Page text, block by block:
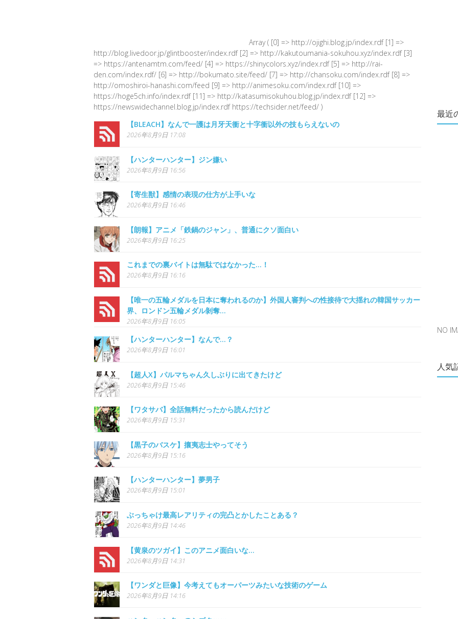
Array ( [0] => http://ojighi.blog.jp/index.rdf [1] =>
http://blog.livedoor.jp/glintbooster/index.rdf [2] => http://kakutoumania-sokuhou.xyz/index.rdf [3]
=> https://antenamtm.com/feed/ [4] => https://shinycolors.xyz/index.rdf [5] => http://rai-
den.com/index.rdf/ [6] => http://bokumato.site/feed/ [7] => http://chansoku.com/index.rdf [8] =>
http://omoshiroi-hanashi.com/feed [9] => http://animesoku.com/index.rdf [10] =>
https://hoge5ch.info/index.rdf [11] => http://katasumisokuhou.blog.jp/index.rdf [12] =>
https://newswidechannel.blog.jp/index.rdf https://techsider.net/feed/ )
【BLEACH】なんで一護は月牙天衝と十字衝以外の技もらえないの
2026年8月9日 17:08
【ハンターハンター】ジン嫌い
2026年8月9日 16:56
【寄生獣】感情の表現の仕方が上手いな
2026年8月9日 16:46
【朗報】アニメ「鉄鍋のジャン」、普通にクソ面白い
2026年8月9日 16:25
これまでの裏バイトは無駄ではなかった…！
2026年8月9日 16:16
【唯一の五輪メダルを日本に奪われるのか】外国人審判への性接待で大揺れの韓国サッカー
界、ロンドン五輪メダル剝奪…
2026年8月9日 16:05
【ハンターハンター】なんで…？
2026年8月9日 16:01
【超人X】パルマちゃん久しぶりに出てきたけど
2026年8月9日 15:46
【ワタサバ】全話無料だったから読んだけど
2026年8月9日 15:31
【黒子のバスケ】攘夷志士やってそう
2026年8月9日 15:16
【ハンターハンター】夢男子
2026年8月9日 15:01
ぶっちゃけ最高レアリティの完凸とかしたことある？
2026年8月9日 14:46
【黄泉のツガイ】このアニメ面白いな…
2026年8月9日 14:31
【ワンダと巨像】今考えてもオーパーツみたいな技術のゲーム
2026年8月9日 14:16
最近
NO
人気